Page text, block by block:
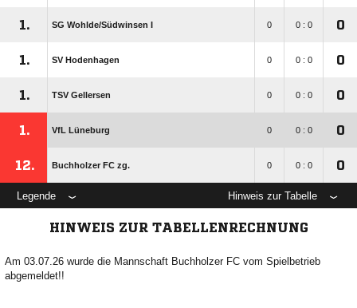
1. SG Wohlde/​Südwinsen I 0 0 : 0 0
1. SV Hodenhagen 0 0 : 0 0
1. TSV Gellersen 0 0 : 0 0
1. VfL Lüneburg 0 0 : 0 0
12. Buchholzer FC zg. 0 0 : 0 0
Legende Hinweis zur Tabelle
HINWEIS ZUR TABELLENRECHNUNG
Am 03.07.26 wurde die Mannschaft Buchholzer FC vom Spielbetrieb
abgemeldet!!